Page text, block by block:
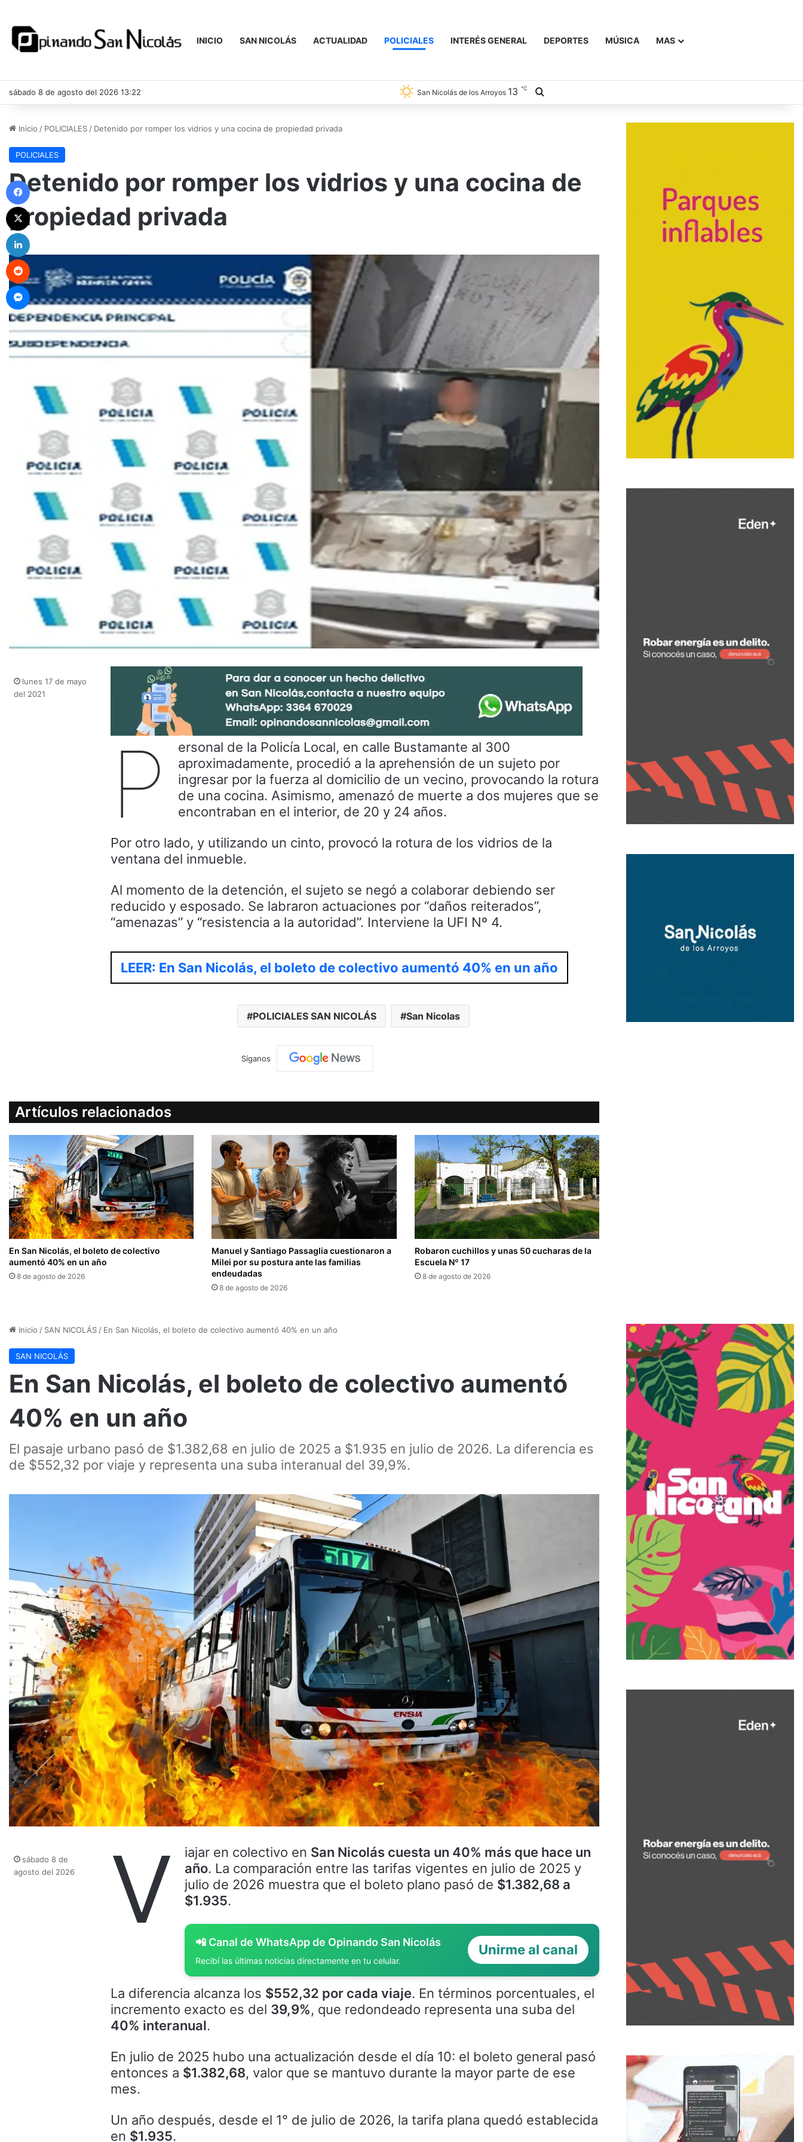
INICIO SAN NICOLÁS ACTUALIDAD POLICIALES INTERÉS GENERAL DEPORTES MÚSICA MAS
sábado 8 de agosto del 2026 13:22 San Nicolás de los Arroyos 13 ℃ Buscar
Inicio / POLICIALES / Detenido por romper los vidrios y una cocina de propiedad privada
POLICIALES
Detenido por romper los vidrios y una cocina de
propiedad privada
P
ersonal de la Policía Local, en calle Bustamante al 300
aproximadamente, procedió a la aprehensión de un sujeto por
ingresar por la fuerza al domicilio de un vecino, provocando la rotura
de una cocina. Asimismo, amenazó de muerte a dos mujeres que se
encontraban en el interior, de 20 y 24 años.
Por otro lado, y utilizando un cinto, provocó la rotura de los vidrios de la
ventana del inmueble.
Al momento de la detención, el sujeto se negó a colaborar debiendo ser
reducido y esposado. Se labraron actuaciones por “daños reiterados”,
“amenazas” y “resistencia a la autoridad”. Interviene la UFI Nº 4.
LEER: En San Nicolás, el boleto de colectivo aumentó 40% en un año
POLICIALES SAN NICOLÁS San Nicolas
lunes 17 de mayo
del 2021
Síganos
Artículos relacionados
En San Nicolás, el boleto de colectivo
aumentó 40% en un año
8 de agosto de 2026
Manuel y Santiago Passaglia cuestionaron a
Milei por su postura ante las familias
endeudadas
8 de agosto de 2026
Robaron cuchillos y unas 50 cucharas de la
Escuela Nº 17
8 de agosto de 2026
Facebook
LinkedIn
Messenger